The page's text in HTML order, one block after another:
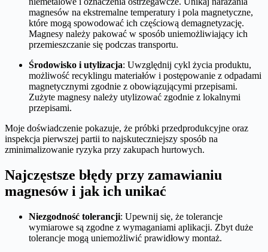
magnesów na ekstremalne temperatury i pola magnetyczne,
które mogą spowodować ich częściową demagnetyzację.
Magnesy należy pakować w sposób uniemożliwiający ich
przemieszczanie się podczas transportu.
Środowisko i utylizacja: Uwzględnij cykl życia produktu,
możliwość recyklingu materiałów i postępowanie z odpadami
magnetycznymi zgodnie z obowiązującymi przepisami.
Zużyte magnesy należy utylizować zgodnie z lokalnymi
przepisami.
Moje doświadczenie pokazuje, że próbki przedprodukcyjne oraz
inspekcja pierwszej partii to najskuteczniejszy sposób na
zminimalizowanie ryzyka przy zakupach hurtowych.
Najczęstsze błędy przy zamawianiu
magnesów i jak ich unikać
Niezgodność tolerancji: Upewnij się, że tolerancje
wymiarowe są zgodne z wymaganiami aplikacji. Zbyt duże
tolerancje mogą uniemożliwić prawidłowy montaż.